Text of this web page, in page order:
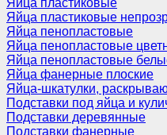
Яйца пластиковые
Яйца пластиковые
Яйца пенопластовые
Яйца пенопластовые
Яйца пенопластовые
Яйца фанерные плоские
Яйца-шкатулки,
Подставки под яйца и
Подставки деревянные
Подставки фанерные